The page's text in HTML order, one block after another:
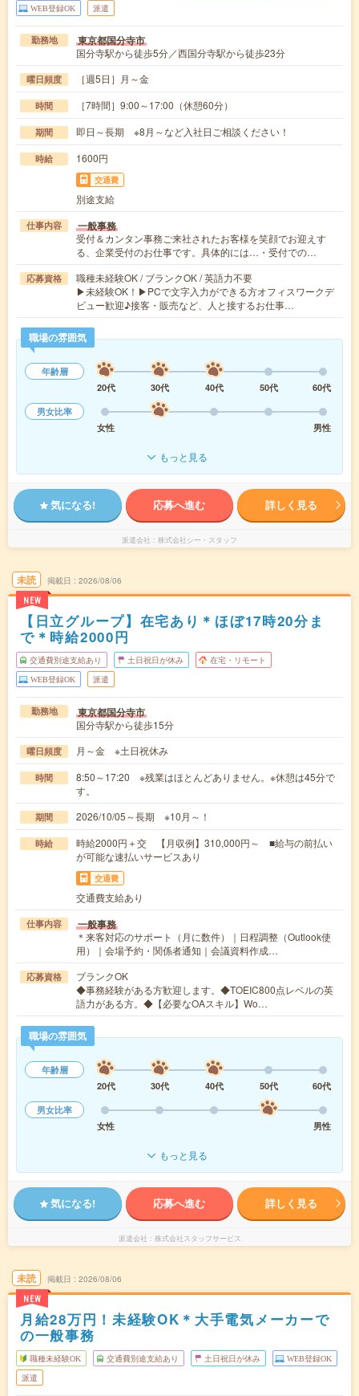
WEB登録OK 派遣
勤務地 東京都国分寺市
国分寺駅から徒歩5分／西国分寺駅から徒歩23分
曜日頻度 ［週5日］月～金
時間 ［7時間］9:00～17:00（休憩60分）
期間 即日～長期 ※8月～など入社日ご相談ください！
時給 1600円
交通費
別途支給
仕事内容 一般事務
受付＆カンタン事務ご来社されたお客様を笑顔でお迎えす
る、企業受付のお仕事です。具体的には…・受付での…
応募資格
職種未経験OK / ブランクOK / 英語力不要
▶未経験OK！▶PCで文字入力ができる方オフィスワークデ
ビュー歓迎♪接客・販売など、人と接するお仕事…
職場の雰囲気
年齢層
20代
30代 40代 50代
60代
男女比率
女性
男性
もっと見る
気になる! 応募へ進む 詳しく見る
派遣会社 株式会社シー・スタッフ
未読
NEW
掲載日 2026/08/06
【日立グループ】在宅あり＊ほぼ17時20分ま
で＊時給2000円
交通費別途支給あり 土日祝日が休み 在宅・リモート
WEB登録OK 派遣
勤務地 東京都国分寺市
国分寺駅から徒歩15分
曜日頻度 月～金 ※土日祝休み
時間
8:50～17:20 ※残業はほとんどありません。※休憩は45分で
す。
期間 2026/10/05～長期 ※10月～！
時給
時給2000円＋交 【月収例】310,000円～ ■給与の前払い
が可能な速払いサービスあり
交通費
交通費支給あり
仕事内容 一般事務
＊来客対応のサポート（月に数件）｜日程調整（Outlook使
用）｜会場予約・関係者通知｜会議資料作成…
応募資格
ブランクOK
◆事務経験がある方歓迎します。◆TOEIC800点レベルの英
語力がある方。◆【必要なOAスキル】Wo…
職場の雰囲気
年齢層
20代
30代 40代 50代
60代
男女比率
女性
男性
もっと見る
気になる! 応募へ進む 詳しく見る
派遣会社 株式会社スタッフサービス
未読
NEW
掲載日 2026/08/06
月給28万円！未経験OK＊大手電気メーカーで
の一般事務
職種未経験OK 交通費別途支給あり 土日祝日が休み WEB登録OK
派遣